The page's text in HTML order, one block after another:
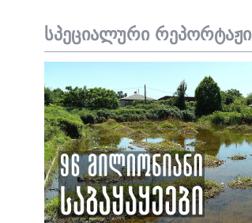
სპეციალური რეპორტაჟი